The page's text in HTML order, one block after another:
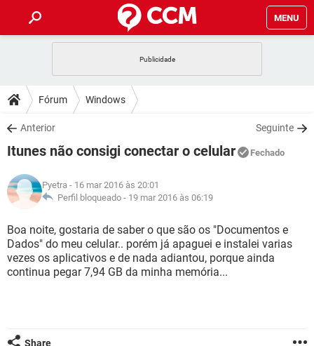
MENU
CELULAR
OUTLOOK
INSTAGRAM GMAIL
GUIA DE COMPRAS
DICAS
JOGOS
INSTAGRAM
DOWNLOADS
JOGOS WHATSAPP
CELULAR
OUTLOOK EXCEL
INSTAGRAM GMAIL
GUIA DE COMPRAS
JOGOS
OUTLOOK EXCEL
INSTAGRAM GMAIL
GLOSSÁRIO
WHATSAPP
CELULAR FACEBOOK
OUTLOOK EXCEL
Fórum Windows
Anterior Seguinte
Itunes não consigi conectar o celular Fechado
Pyetra - 16 mar 2016 às 20:01
Perfil bloqueado - 19 mar 2016 às 06:19
Boa noite, gostaria de saber o que são os "Documentos e
Dados" do meu celular.. porém já apaguei e instalei varias
vezes os aplicativos e de nada adiantou, porque ainda
continua pegar 7,94 GB da minha memória...
Share